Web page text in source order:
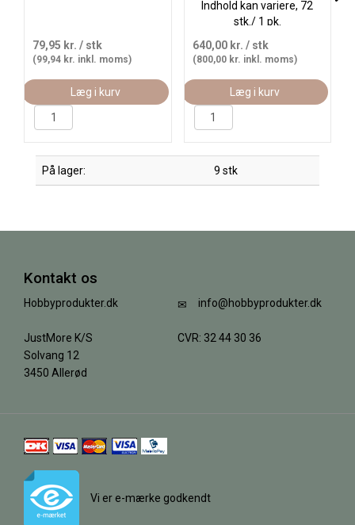
79,95 kr. / stk
(99,94 kr. inkl. moms)
Læg i kurv
Indhold kan variere, 72
stk./ 1 pk.
640,00 kr. / stk
(800,00 kr. inkl. moms)
Læg i kurv
På lager: 9 stk
Kontakt os
Hobbyprodukter.dk
JustMore K/S
Solvang 12
3450 Allerød
info@hobbyprodukter.dk
CVR: 32 44 30 36
Vi er e-mærke godkendt